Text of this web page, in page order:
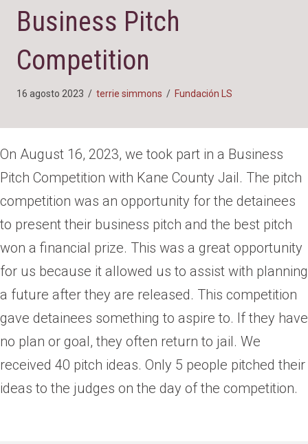
Business Pitch
Competition
16 agosto 2023 / terrie simmons / Fundación LS
On August 16, 2023, we took part in a Business
Pitch Competition with Kane County Jail. The pitch
competition was an opportunity for the detainees
to present their business pitch and the best pitch
won a financial prize. This was a great opportunity
for us because it allowed us to assist with planning
a future after they are released. This competition
gave detainees something to aspire to. If they have
no plan or goal, they often return to jail. We
received 40 pitch ideas. Only 5 people pitched their
ideas to the judges on the day of the competition.